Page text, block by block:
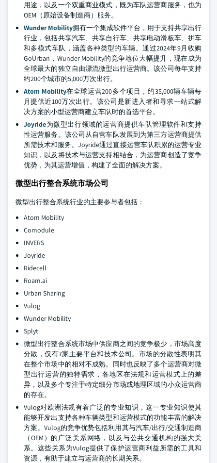
用途，以及一个双重商业模式，既为车队运营商服务，也为
OEM（原始设备制造商）服务。
Wunder Mobility拥有一个集成软件平台，用于支持共享出行
行业，包括共享汽车、共享自行车、共享电动滑板车、拼车
和多模式车队，涵盖各种类型的车辆。通过2024年9月收购
GoUrban，Wunder Mobility的竞争地位大幅提升，现在成为
全球最大的独立自由漂流微型出行运营商。该公司每年支持
约200个城市的5,000万次出行。
Atom Mobility在全球运营200多个项目，约35,000辆车辆每
月提供近100万次出行。该公司是新进入者和寻求一站式解
决方案的小型运营商建立车队时的首选平台。
Joyride为微型出行领域的运营商提供车队管理软件和支持
性运营服务。该公司从自营车队发展到为第三方运营商提供
所需技术和服务。Joyride通过直接运营车队积累的运营专业
知识，以及将技术与运营支持相结合，为运营商创造了竞争
优势，为其运营增值，构建了全面的解决方案。
微型出行整合系统市场公司
微型出行整合系统行业的主要参与者包括：
Atom Mobility
Comodule
INVERS
Joyride
Ridecell
Roam.ai
Urban Sharing
Vulog
Wunder Mobility
Splyt
微型出行整合系统市场中供应商之间的竞争极少，市场高度
分散，仅有7家主要平台和技术公司。市场的分散性表明其
在整个市场中的相对不成熟。同时也反映了多个运营商对微
型出行运营的独特需求，各地区在法规和运营模式上的差
异，以及多个专注于特定细分市场或地理区域的小众运营商
的存在。
Vulog对欧洲法规有着广泛的专业知识，这一专业知识使其
能够开发出支持各种车辆类型和运营模式的功能丰富的解决
方案。Vulog的竞争优势包括利用其与汽车/出行/交通制造商
（OEM）的广泛关系网络，以及与公共交通机构的强大关
系。这些关系为Vulog提供了保护运营商利益所需的工具和
资源，有助于建立与运营商的长期关系。